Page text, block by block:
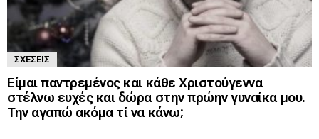
ΣΧΈΣΕΙΣ
Είμαι παντρεμένος και κάθε Χριστούγεννα
στέλνω ευχές και δώρα στην πρώην γυναίκα μου.
Την αγαπώ ακόμα τί να κάνω;